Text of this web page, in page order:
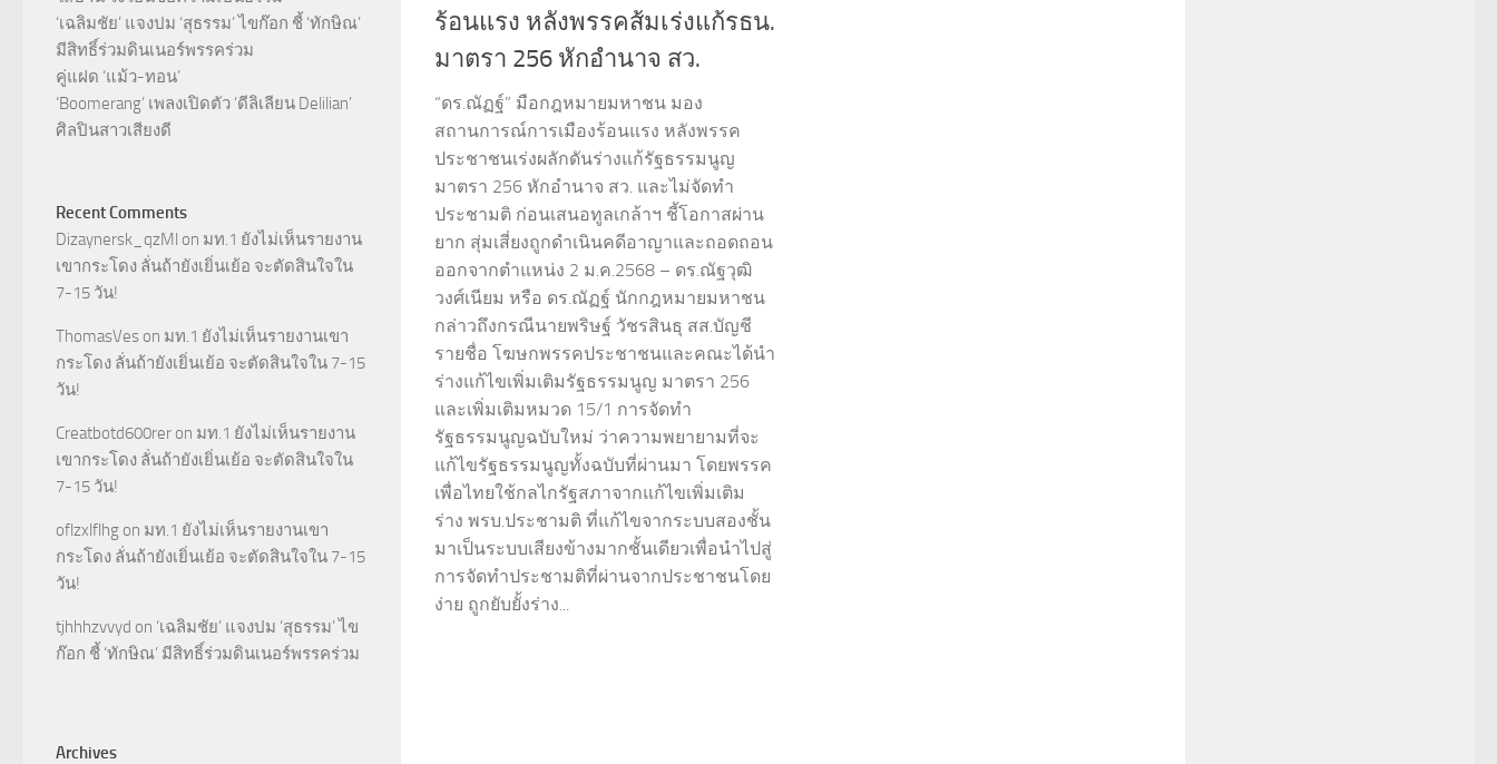
ร้อนแรง หลังพรรคส้มเร่งแก้รธน.
มาตรา 256 หักอำนาจ สว.
“ดร.ณัฏฐ์” มือกฎหมายมหาชน มอง
สถานการณ์การเมืองร้อนแรง หลังพรรค
ประชาชนเร่งผลักดันร่างแก้รัฐธรรมนูญ
มาตรา 256 หักอำนาจ สว. และไม่จัดทำ
ประชามติ ก่อนเสนอทูลเกล้าฯ ชี้โอกาสผ่าน
ยาก สุ่มเสี่ยงถูกดำเนินคดีอาญาและถอดถอน
ออกจากตำแหน่ง 2 ม.ค.2568 – ดร.ณัฐวุฒิ
วงศ์เนียม หรือ ดร.ณัฏฐ์ นักกฎหมายมหาชน
กล่าวถึงกรณีนายพริษฐ์ วัชรสินธุ สส.บัญชี
รายชื่อ โฆษกพรรคประชาชนและคณะได้นำ
ร่างแก้ไขเพิ่มเติมรัฐธรรมนูญ มาตรา 256
และเพิ่มเติมหมวด 15/1 การจัดทำ
รัฐธรรมนูญฉบับใหม่ ว่าความพยายามที่จะ
แก้ไขรัฐธรรมนูญทั้งฉบับที่ผ่านมา โดยพรรค
เพื่อไทยใช้กลไกรัฐสภาจากแก้ไขเพิ่มเติม
ร่าง พรบ.ประชามติ ที่แก้ไขจากระบบสองชั้น
มาเป็นระบบเสียงข้างมากชั้นเดียวเพื่อนำไปสู่
การจัดทำประชามติที่ผ่านจากประชาชนโดย
ง่าย ถูกยับยั้งร่าง...
‘เฉลิมชัย’ แจงปม ‘สุธรรม’ ไขก๊อก ชี้ ‘ทักษิณ’
มีสิทธิ์ร่วมดินเนอร์พรรคร่วม
คู่แฝด ‘แม้ว-ทอน’
‘Boomerang’ เพลงเปิดตัว ‘ดีลิเลียน Delilian’
ศิลปินสาวเสียงดี
Recent Comments
Dizaynersk_qzMl on มท.1 ยังไม่เห็นรายงาน
เขากระโดง ลั่นถ้ายังเยิ่นเย้อ จะตัดสินใจใน
7-15 วัน!
ThomasVes on มท.1 ยังไม่เห็นรายงานเขา
กระโดง ลั่นถ้ายังเยิ่นเย้อ จะตัดสินใจใน 7-15
วัน!
Creatbotd600rer on มท.1 ยังไม่เห็นรายงาน
เขากระโดง ลั่นถ้ายังเยิ่นเย้อ จะตัดสินใจใน
7-15 วัน!
oflzxlflhg on มท.1 ยังไม่เห็นรายงานเขา
กระโดง ลั่นถ้ายังเยิ่นเย้อ จะตัดสินใจใน 7-15
วัน!
tjhhhzvvyd on ‘เฉลิมชัย’ แจงปม ‘สุธรรม’ ไข
ก๊อก ชี้ ‘ทักษิณ’ มีสิทธิ์ร่วมดินเนอร์พรรคร่วม
Archives